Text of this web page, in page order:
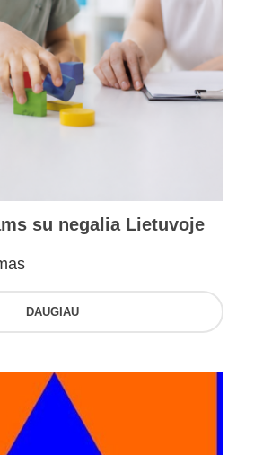
su negalia Lietuvoje
DAUGIAU